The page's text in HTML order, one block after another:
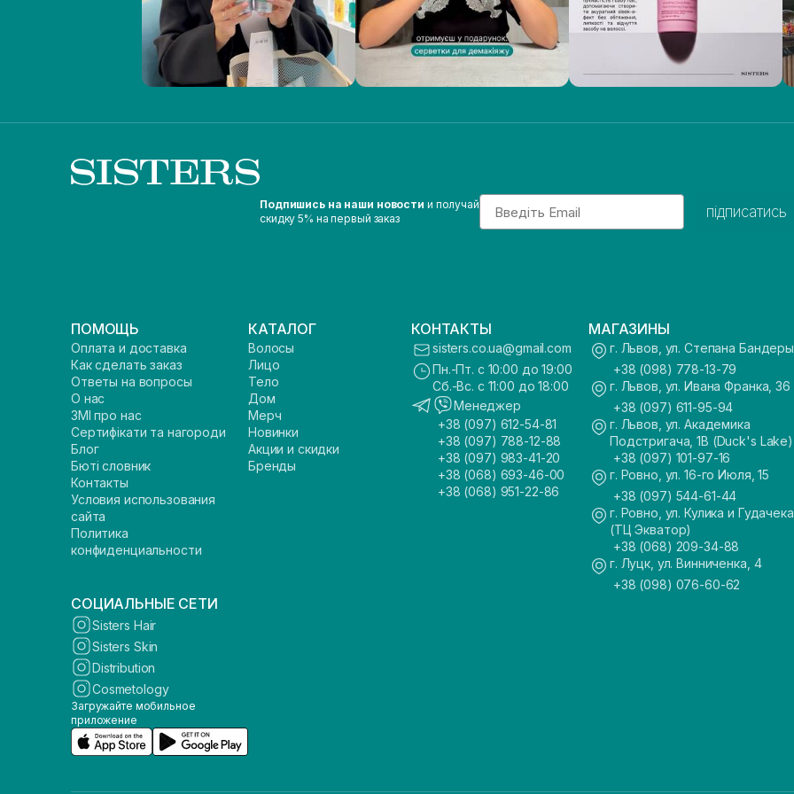
Подпишись на наши новости и получай
скидку 5% на первый заказ
Email
підписатись
ПОМОЩЬ
Оплата и доставка
Как сделать заказ
Ответы на вопросы
О нас
ЗМІ про нас
Сертифікати та нагороди
Блог
Бюті словник
Контакты
Условия использования
сайта
Политика
конфиденциальности
КАТАЛОГ
Волосы
Лицо
Тело
Дом
Мерч
Новинки
Акции и скидки
Бренды
КОНТАКТЫ
sisters.co.ua@gmail.com
Пн.-Пт. с 10:00 до 19:00
Сб.-Вс. с 11:00 до 18:00
Менеджер
+38 (097) 612-54-81
+38 (097) 788-12-88
+38 (097) 983-41-20
+38 (068) 693-46-00
+38 (068) 951-22-86
МАГАЗИНЫ
г. Львов, ул. Степана
+38 (098) 778-13-79
г. Львов, ул. Ивана Франка, 36
+38 (097) 611-95-94
г. Львов, ул. Академика
Подстригача, 1В (Duck's Lake)
+38 (097) 101-97-16
г. Ровно, ул. 16-го Июля, 15
+38 (097) 544-61-44
г. Ровно, ул. Кулика и
(ТЦ Экватор)
+38 (068) 209-34-88
г. Луцк, ул. Винниченка, 4
+38 (098) 076-60-62
СОЦИАЛЬНЫЕ СЕТИ
Sisters Hair
Sisters Skin
Distribution
Cosmetology
Загружайте мобильное
приложение